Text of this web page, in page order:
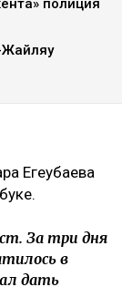
полиция
Жайляу
Егеубаева
За три дня
в
дать